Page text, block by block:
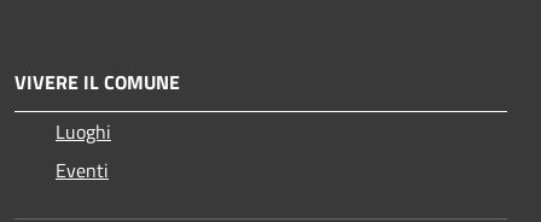
VIVERE IL COMUNE
Luoghi
Eventi